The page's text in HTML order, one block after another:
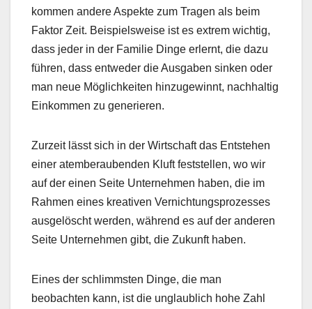
kommen andere Aspekte zum Tragen als beim
Faktor Zeit. Beispielsweise ist es extrem wichtig,
dass jeder in der Familie Dinge erlernt, die dazu
führen, dass entweder die Ausgaben sinken oder
man neue Möglichkeiten hinzugewinnt, nachhaltig
Einkommen zu generieren.
Zurzeit lässt sich in der Wirtschaft das Entstehen
einer atemberaubenden Kluft feststellen, wo wir
auf der einen Seite Unternehmen haben, die im
Rahmen eines kreativen Vernichtungsprozesses
ausgelöscht werden, während es auf der anderen
Seite Unternehmen gibt, die Zukunft haben.
Eines der schlimmsten Dinge, die man
beobachten kann, ist die unglaublich hohe Zahl